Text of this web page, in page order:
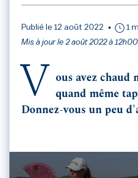
Publié le 12 août 2022
1
Mis à jour le 2 août 2022 à 12h00
V
ous avez chaud
quand même
Donnez-vous un peu